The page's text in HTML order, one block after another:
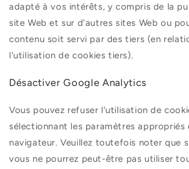
adapté à vos intérêts, y compris de la
site Web et sur d'autres sites Web ou
contenu soit servi par des tiers (en
l'utilisation de cookies tiers).
Désactiver Google Analytics
Vous pouvez refuser l'utilisation de
sélectionnant les paramètres appropriés
navigateur. Veuillez toutefois noter que
vous ne pourrez peut-être pas utiliser